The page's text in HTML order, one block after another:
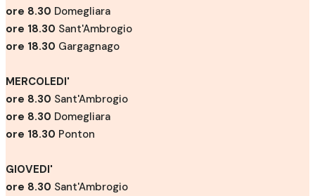
ore 8.30 Domegliara
ore 18.30 Sant'Ambrogio
ore 18.30 Gargagnago
MERCOLEDI'
ore 8.30 Sant'Ambrogio
ore 8.30 Domegliara
ore 18.30 Ponton
GIOVEDI'
ore 8.30 Sant'Ambrogio